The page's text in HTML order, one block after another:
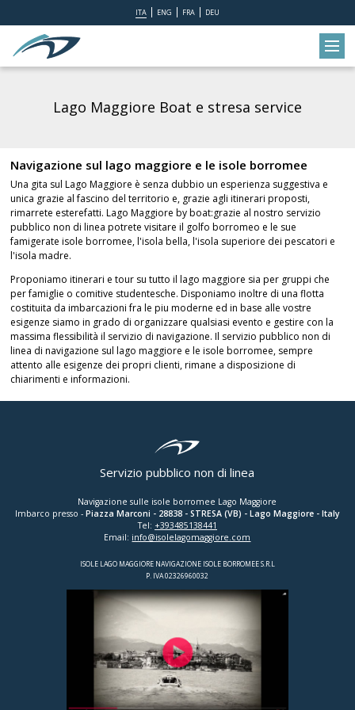
ITA ENG FRA DEU
Lago Maggiore Boat e stresa service
Navigazione sul lago maggiore e le isole borromee
Una gita sul Lago Maggiore è senza dubbio un esperienza suggestiva e
unica grazie al fascino del territorio e, grazie agli itinerari proposti,
rimarrete esterefatti. Lago Maggiore by boat:grazie al nostro servizio
pubblico non di linea potrete visitare il golfo borromeo e le sue
famigerate isole borromee, l'isola bella, l'isola superiore dei pescatori e
l'isola madre.
Proponiamo itinerari e tour su tutto il lago maggiore sia per gruppi che
per famiglie o comitive studentesche. Disponiamo inoltre di una flotta
costituita da imbarcazioni fra le piu moderne ed in base alle vostre
esigenze siamo in grado di organizzare qualsiasi evento e gestire con la
massima flessibilità il servizio di navigazione. Il servizio pubblico non di
linea di navigazione sul lago maggiore e le isole borromee, sempre
attento alle esigenze dei propri clienti, rimane a disposizione di
chiarimenti e informazioni.
Servizio pubblico non di linea
Navigazione sulle isole borromee Lago Maggiore
Imbarco presso - Piazza Marconi - 28838- STRESA (VB) - Lago Maggiore - Italy
Tel: +393485138441
Email: info@isolelagomaggiore.com
ISOLE LAGO MAGGIORE NAVIGAZIONE ISOLE BORROMEE S.R.L
P. IVA 02326960032